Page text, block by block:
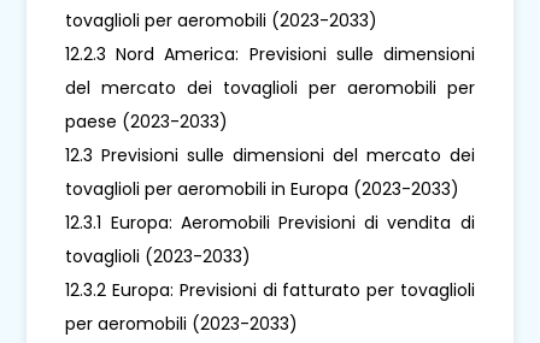
tovaglioli per aeromobili (2023-2033)
12.2.3 Nord America: Previsioni sulle dimensioni
del mercato dei tovaglioli per aeromobili per
paese (2023-2033)
12.3 Previsioni sulle dimensioni del mercato dei
tovaglioli per aeromobili in Europa (2023-2033)
12.3.1 Europa: Aeromobili Previsioni di vendita di
tovaglioli (2023-2033)
12.3.2 Europa: Previsioni di fatturato per tovaglioli
per aeromobili (2023-2033)